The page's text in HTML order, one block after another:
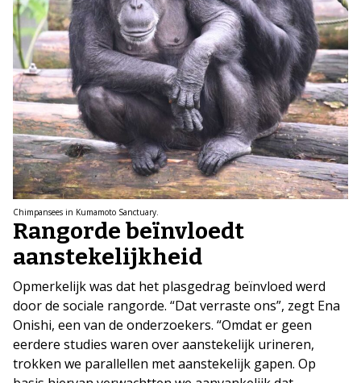
Chimpansees in Kumamoto Sanctuary.
Rangorde beïnvloedt
aanstekelijkheid
Opmerkelijk was dat het plasgedrag beïnvloed werd
door de sociale rangorde. “Dat verraste ons”, zegt Ena
Onishi, een van de onderzoekers. “Omdat er geen
eerdere studies waren over aanstekelijk urineren,
trokken we parallellen met aanstekelijk gapen. Op